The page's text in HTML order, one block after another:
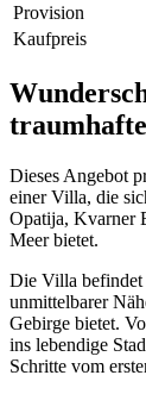
Provision
Kaufpreis
Dieses Angebot
einer Villa, die
Opatija, Kvarner
Meer bietet.
Die Villa befindet
unmittelbarer
Gebirge bietet.
ins lebendige
Schritte vom